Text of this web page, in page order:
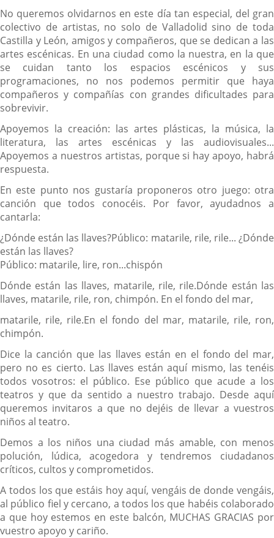
No queremos olvidarnos en este día tan especial, del gran
colectivo de artistas, no solo de Valladolid sino de toda
Castilla y León, amigos y compañeros, que se dedican a las
artes escénicas. En una ciudad como la nuestra, en la que
se cuidan tanto los espacios escénicos y sus
programaciones, no nos podemos permitir que haya
compañeros y compañías con grandes dificultades para
sobrevivir.
Apoyemos la creación: las artes plásticas, la música, la
literatura, las artes escénicas y las audiovisuales...
Apoyemos a nuestros artistas, porque si hay apoyo, habrá
respuesta.
En este punto nos gustaría proponeros otro juego: otra
canción que todos conocéis. Por favor, ayudadnos a
cantarla:
¿Dónde están las llaves?Público: matarile, rile, rile... ¿Dónde
están las llaves?
Público: matarile, lire, ron...chispón
Dónde están las llaves, matarile, rile, rile.Dónde están las
llaves, matarile, rile, ron, chimpón. En el fondo del mar,
matarile, rile, rile.En el fondo del mar, matarile, rile, ron,
chimpón.
Dice la canción que las llaves están en el fondo del mar,
pero no es cierto. Las llaves están aquí mismo, las tenéis
todos vosotros: el público. Ese público que acude a los
teatros y que da sentido a nuestro trabajo. Desde aquí
queremos invitaros a que no dejéis de llevar a vuestros
niños al teatro.
Demos a los niños una ciudad más amable, con menos
polución, lúdica, acogedora y tendremos ciudadanos
críticos, cultos y comprometidos.
A todos los que estáis hoy aquí, vengáis de donde vengáis,
al público fiel y cercano, a todos los que habéis colaborado
a que hoy estemos en este balcón, MUCHAS GRACIAS por
vuestro apoyo y cariño.